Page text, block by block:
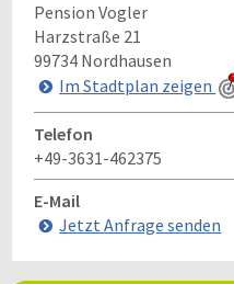
Pension Vogler
Harzstraße 21
99734 Nordhausen
Im Stadtplan zeigen
Telefon
+49-3631-462375
E-Mail
Jetzt Anfrage senden